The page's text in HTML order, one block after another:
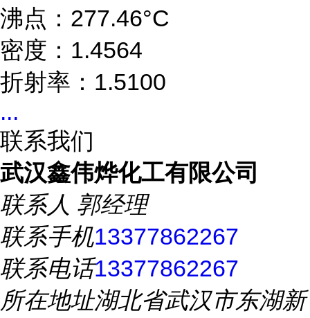
沸点：277.46°C
密度：1.4564
折射率：1.5100
...
联系我们
武汉鑫伟烨化工有限公司
联系人 郭经理
联系手机13377862267
联系电话13377862267
所在地址湖北省武汉市东湖新